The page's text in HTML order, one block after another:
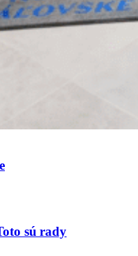
sú rady